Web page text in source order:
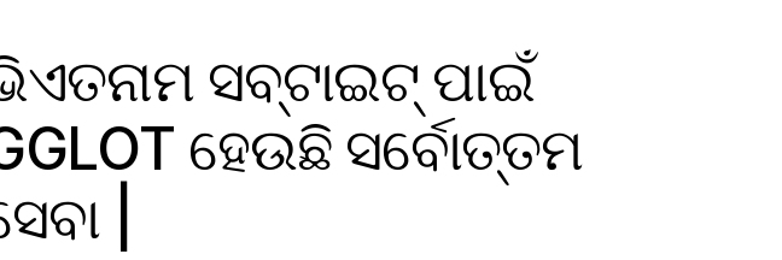
ସବ୍ଟାଇଟ୍ ପାଇଁ
ହେଉଛି ସର୍ବୋତ୍ତମ
|